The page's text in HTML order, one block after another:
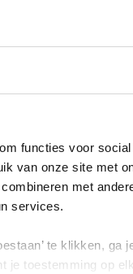
functies voor
van onze site met
met
services.
te klikken, ga
je toestemming op
in elke
je bij ons je
gaat,
aansluit bij